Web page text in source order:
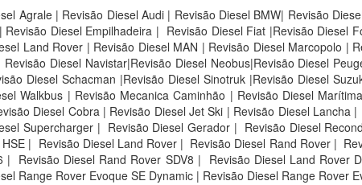
Agrale | Revisão Diesel Audi | Revisão Diesel BMW| Revisão
Revisão Diesel Empilhadeira | Revisão Diesel Fiat |Revisão
Land Rover | Revisão Diesel MAN | Revisão Diesel Marcopolo |
Diesel Navistar|Revisão Diesel Neobus|Revisão Diesel
Diesel Schacman |Revisão Diesel Sinotruk |Revisão Diesel
Walkbus | Revisão Mecanica Caminhão | Revisão Diesel
Diesel Cobra | Revisão Diesel Jet Ski | Revisão Diesel Lancha
Supercharger | Revisão Diesel Gerador | Revisão Diesel
| Revisão Diesel Land Rover | Revisão Diesel Rand Rover |
| Revisão Diesel Rand Rover SDV8 | Revisão Diesel Land Rover
Range Rover Evoque SE Dynamic | Revisão Diesel Range Rover